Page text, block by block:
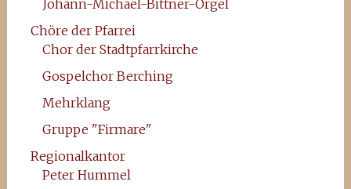
Johann-Michael-Bittner-Orgel
Chöre der Pfarrei
Chor der Stadtpfarrkirche
Gospelchor Berching
Mehrklang
Gruppe "Firmare"
Regionalkantor
Peter Hummel